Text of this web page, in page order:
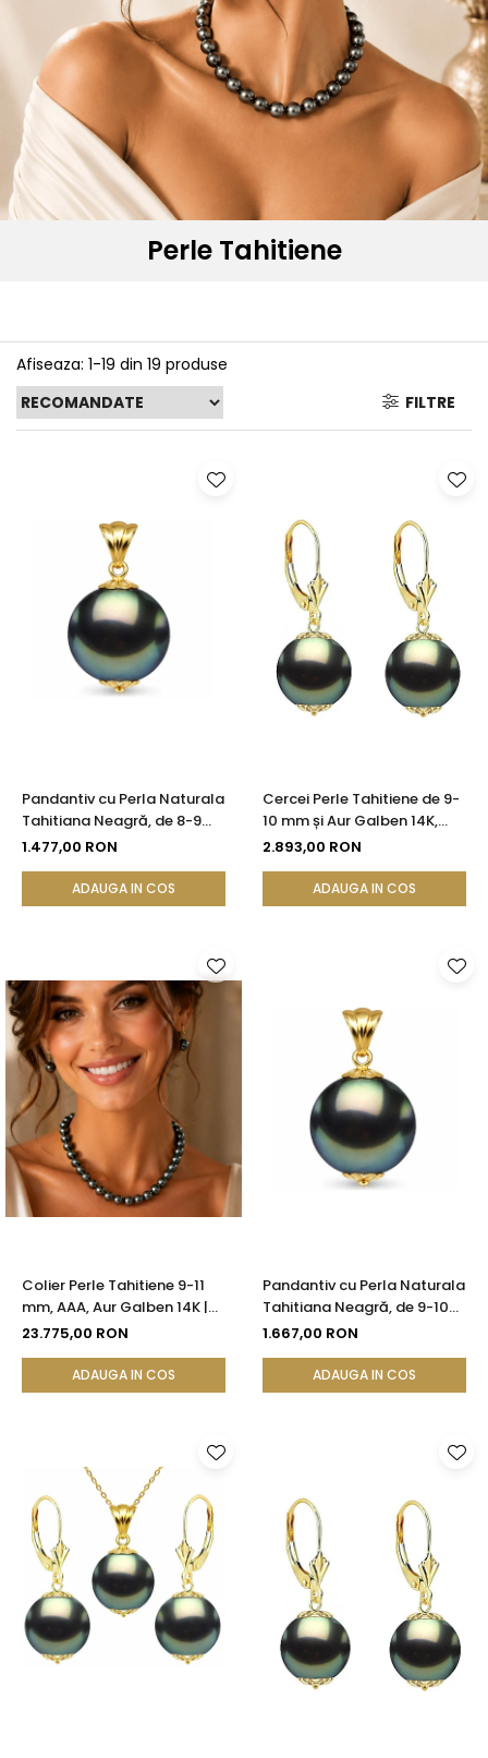
Seturi Perle cu Argint
Brățări cu Perle
Pandantive cu Perle
Brose cu Perle
Perle Tahitiene
Afiseaza: 1-19 din 19 produse
FILTRE
Pandantiv cu Perla Naturala
Tahitiana Neagră, de 8-9
mm si Aur de 14k
1.477,00 RON
ADAUGA IN COS
Cercei Perle Tahitiene de 9-
10 mm și Aur Galben 14K,
Forma Rotundă |
2.893,00 RON
ADAUGA IN COS
Colier Perle Tahitiene 9-11
mm, AAA, Aur Galben 14K |
KASKADDA®
23.775,00 RON
ADAUGA IN COS
Pandantiv cu Perla Naturala
Tahitiana Neagră, de 9-10
mm si Aur de 14k
1.667,00 RON
ADAUGA IN COS